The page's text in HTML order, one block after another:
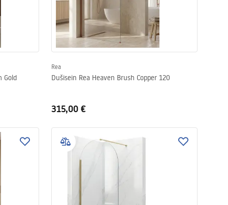
Gold
Rea
Dušisein Rea Heaven Brush Copper 120
315,00 €